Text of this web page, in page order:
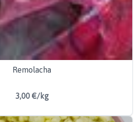
Remolacha
3,00 €/kg